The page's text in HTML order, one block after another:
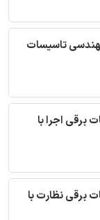
تاسیسات
برقی اجرا با
برقی نظارت با